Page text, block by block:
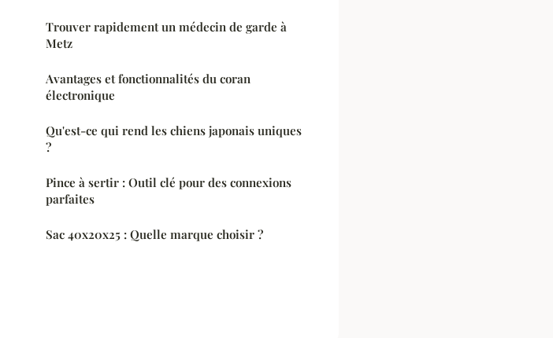
Trouver rapidement un médecin de garde à
Metz
Avantages et fonctionnalités du coran
électronique
Qu'est-ce qui rend les chiens japonais uniques
?
Pince à sertir : Outil clé pour des connexions
parfaites
Sac 40x20x25 : Quelle marque choisir ?